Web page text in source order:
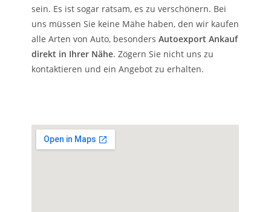
sein. Es ist sogar ratsam, es zu verschönern. Bei
uns müssen Sie keine Mähe haben, den wir kaufen
alle Arten von Auto, besondersAutoexport Ankauf
direkt in Ihrer Nähe. Zögern Sie nicht uns zu
kontaktieren und ein Angebot zu erhalten.